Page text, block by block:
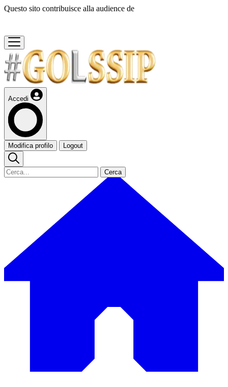
Questo sito contribuisce alla audience de
Accedi
Modifica profilo Logout
Cerca